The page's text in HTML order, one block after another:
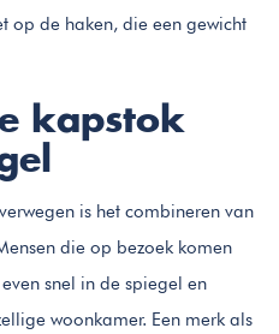
op de haken, die een gewicht
kapstok
is het combineren van
die op bezoek komen
snel in de spiegel en
woonkamer. Een merk als